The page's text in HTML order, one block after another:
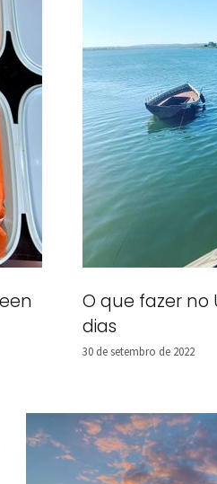
O que fazer no
dias
30 de setembro de 2022